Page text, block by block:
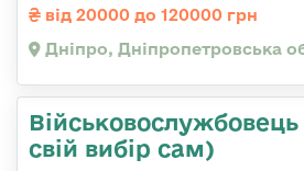
від 20000 до 120000 грн
Дніпро, Дніпропетровська
свій вибір сам)